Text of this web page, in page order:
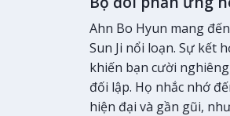
Ahn Bo Hyun mang
Sun Ji nổi loạn. Sự kết
khiến bạn cười
đối lập. Họ nhắc nhớ
hiện đại và gần gũi,